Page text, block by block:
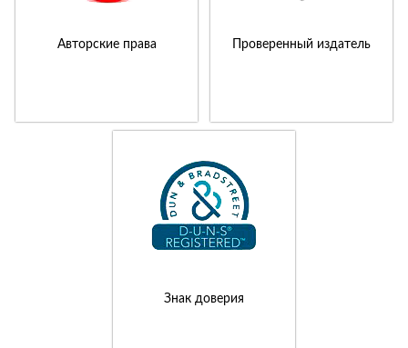
Авторские права Проверенный издатель
Знак доверия